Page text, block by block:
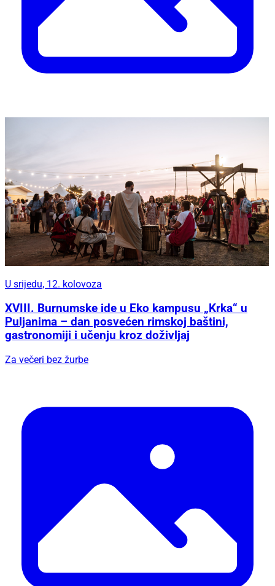
U srijedu, 12. kolovoza
XVIII. Burnumske ide u Eko kampusu „Krka“ u
Puljanima – dan posvećen rimskoj baštini,
gastronomiji i učenju kroz doživljaj
Za večeri bez žurbe